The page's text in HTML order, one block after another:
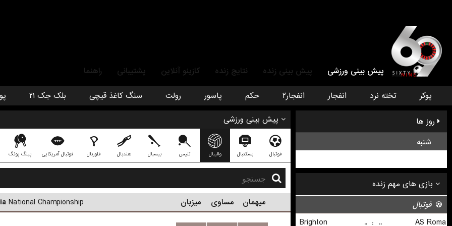
پیش بینی ورزشی پیش بینی زنده نتایج زنده کازینو آنلاین پشتیبانی راهنما
پوکر تخته نرد انفجار انفجار۲ حکم پاسور رولت سنگ کاغذ قیچی بلک جک ۲۱
روز ها
شنبه
پیش بینی ورزشی
فوتبال بسکتبال والیبال تنیس بیسبال هندبال فلوربال فوتبال آمریکایی پینگ پونگ
National Championship میزبان مساوی میهمان